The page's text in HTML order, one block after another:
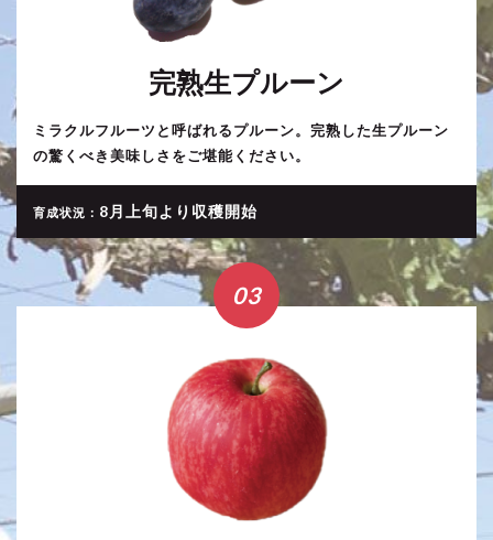
完熟生プルーン
ミラクルフルーツと呼ばれるプルーン。完熟した生プルーン
の驚くべき美味しさをご堪能ください。
育成状況： 8月上旬より収穫開始
03